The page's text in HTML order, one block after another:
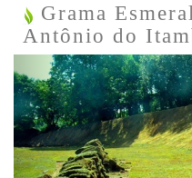
Grama
Antônio do
Previous